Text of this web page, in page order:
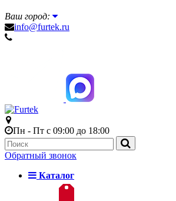
Ваш город:
info@furtek.ru
Пн - Пт с 09:00 до 18:00
Обратный звонок
Каталог